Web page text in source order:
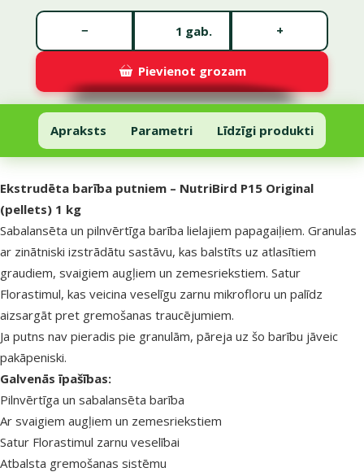
gab.
− +
Pievienot grozam
Ekstrudēta barība putniem – NutriBird P15 Original (pellets) 1 kg
Pievienot grozam
Apraksts Parametri Līdzīgi produkti
Uz lapas sākumu
superzoo.product.detail.content
Ekstrudēta barība putniem – NutriBird P15 Original
(pellets) 1 kg
Sabalansēta un pilnvērtīga barība lielajiem papagaiļiem. Granulas
ar zinātniski izstrādātu sastāvu, kas balstīts uz atlasītiem
graudiem, svaigiem augļiem un zemesriekstiem. Satur
Florastimul, kas veicina veselīgu zarnu mikrofloru un palīdz
aizsargāt pret gremošanas traucējumiem.
Ja putns nav pieradis pie granulām, pāreja uz šo barību jāveic
pakāpeniski.
Galvenās īpašības:
Pilnvērtīga un sabalansēta barība
Ar svaigiem augļiem un zemesriekstiem
Satur Florastimul zarnu veselībai
Atbalsta gremošanas sistēmu